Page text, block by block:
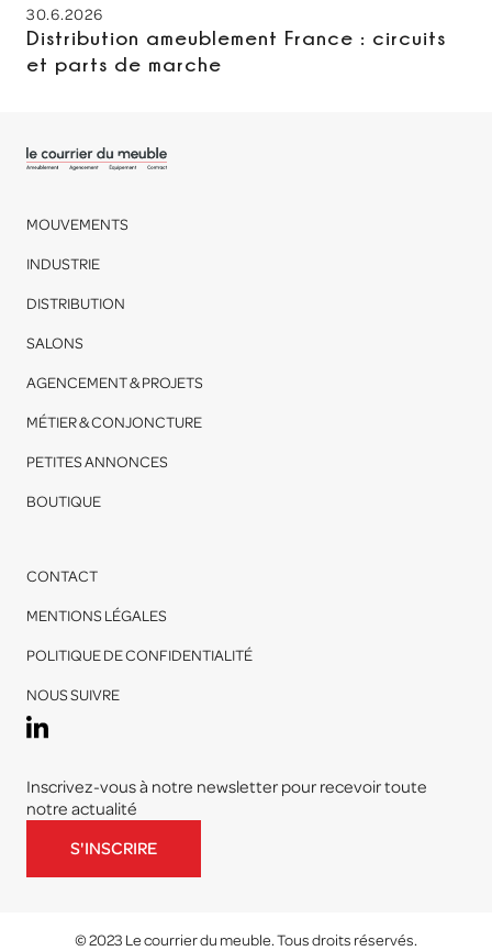
30.6.2026
Distribution ameublement France : circuits
et parts de marche
MOUVEMENTS
INDUSTRIE
DISTRIBUTION
SALONS
AGENCEMENT & PROJETS
MÉTIER & CONJONCTURE
PETITES ANNONCES
BOUTIQUE
CONTACT
MENTIONS LÉGALES
POLITIQUE DE CONFIDENTIALITÉ
NOUS SUIVRE
Inscrivez-vous à notre newsletter pour recevoir toute
notre actualité
S'INSCRIRE
© 2023 Le courrier du meuble. Tous droits réservés.